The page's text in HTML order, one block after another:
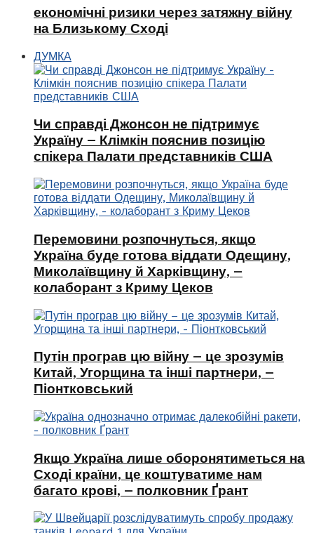
економічні ризики через затяжну війну
на Близькому Сході
ДУМКА
Чи справді Джонсон не підтримує
Україну – Клімкін пояснив позицію
спікера Палати представників США
Перемовини розпочнуться, якщо
Україна буде готова віддати Одещину,
Миколаївщину й Харківщину, –
колаборант з Криму Цеков
Путін програв цю війну – це зрозумів
Китай, Угорщина та інші партнери, –
Піонтковський
Якщо Україна лише оборонятиметься на
Сході країни, це коштуватиме нам
багато крові, – полковник Ґрант